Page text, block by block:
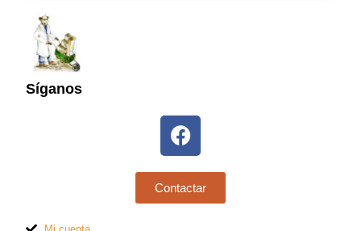
Síganos
Contactar